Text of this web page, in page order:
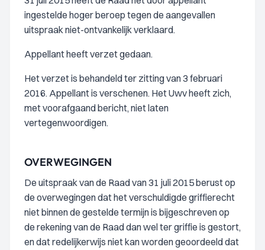
ingestelde hoger beroep tegen de aangevallen
uitspraak niet-ontvankelijk verklaard.
Appellant heeft verzet gedaan.
Het verzet is behandeld ter zitting van 3 februari
2016. Appellant is verschenen. Het Uwv heeft zich,
met voorafgaand bericht, niet laten
vertegenwoordigen.
OVERWEGINGEN
De uitspraak van de Raad van 31 juli 2015 berust op
de overwegingen dat het verschuldigde griffierecht
niet binnen de gestelde termijn is bijgeschreven op
de rekening van de Raad dan wel ter griffie is gestort,
en dat redelijkerwijs niet kan worden geoordeeld dat